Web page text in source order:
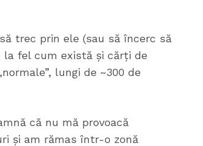
trec prin ele (sau să încerc să
la fel cum există și cărți de
lungi de ~300 de
că nu mă provoacă
și am rămas într-o zonă